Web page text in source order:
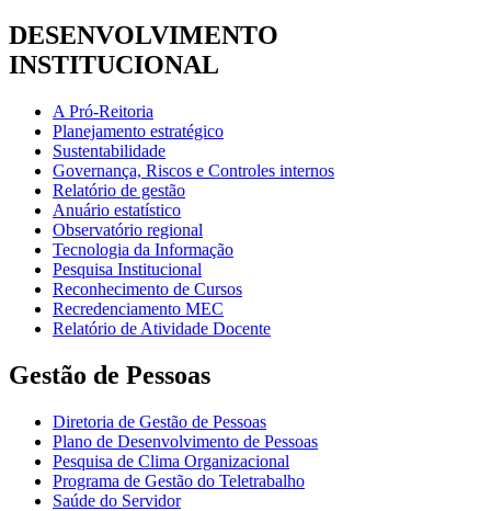
DESENVOLVIMENTO
INSTITUCIONAL
A Pró-Reitoria
Planejamento estratégico
Sustentabilidade
Governança, Riscos e Controles internos
Relatório de gestão
Anuário estatístico
Observatório regional
Tecnologia da Informação
Pesquisa Institucional
Reconhecimento de Cursos
Recredenciamento MEC
Relatório de Atividade Docente
Gestão de Pessoas
Diretoria de Gestão de Pessoas
Plano de Desenvolvimento de Pessoas
Pesquisa de Clima Organizacional
Programa de Gestão do Teletrabalho
Saúde do Servidor